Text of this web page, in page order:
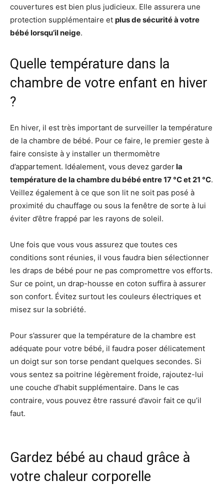
couvertures est bien plus judicieux. Elle assurera une
protection supplémentaire et plus de sécurité à votre
bébé lorsqu’il neige.
Quelle température dans la
chambre de votre enfant en hiver
?
En hiver, il est très important de surveiller la température
de la chambre de bébé. Pour ce faire, le premier geste à
faire consiste à y installer un thermomètre
d’appartement. Idéalement, vous devez garderla
température de la chambre du bébé entre 17 °C et 21 °C.
Veillez également à ce que son lit ne soit pas posé à
proximité du chauffage ou sous la fenêtre de sorte à lui
éviter d’être frappé par les rayons de soleil.
Une fois que vous vous assurez que toutes ces
conditions sont réunies, il vous faudra bien sélectionner
les draps de bébé pour ne pas compromettre vos efforts.
Sur ce point, un drap-housse en coton suffira à assurer
son confort. Évitez surtout les couleurs électriques et
misez sur la sobriété.
Pour s’assurer que la température de la chambre est
adéquate pour votre bébé, il faudra poser délicatement
un doigt sur son torse pendant quelques secondes. Si
vous sentez sa poitrine légèrement froide, rajoutez-lui
une couche d’habit supplémentaire. Dans le cas
contraire, vous pouvez être rassuré d’avoir fait ce qu’il
faut.
Gardez bébé au chaud grâce à
votre chaleur corporelle